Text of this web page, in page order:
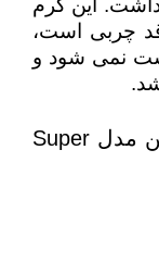
این کرم
چربی است،
نمی شود و
ویژگی كرم پودر 24 ساعته میبلین مدل Super